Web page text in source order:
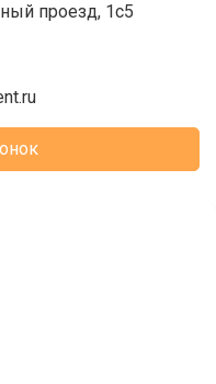
проезд, 1с5